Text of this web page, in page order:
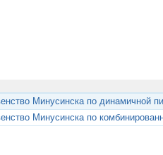
Минусинска по динамичной
Минусинска по